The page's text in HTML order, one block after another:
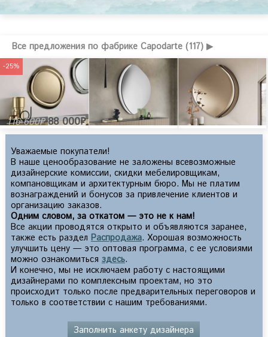
Все предложения по фабрике Capodarte (117) ▶
116 600₽ 88 000₽
-25%
Уважаемые покупатели!
В наше ценообразование не заложены всевозможные
дизайнерские комиссии, скидки мебелировщикам,
компановщикам и архитектурным бюро. Мы не платим
вознаграждений и бонусов за привлечение клиентов и
организацию заказов.
Одним словом, за откатом — это не к нам!
Все акции проводятся открыто и объявляются заранее,
также есть раздел Распродажа. Хорошая возможность
улучшить цену — это оптовая программа, с ее условиями
можно ознакомиться здесь.
И конечно, мы не исключаем работу с настоящими
дизайнерами по комплексным проектам, но это
происходит только после предварительных переговоров и
только в соответствии с нашим требованиями.
Заполнить анкету дизайнера